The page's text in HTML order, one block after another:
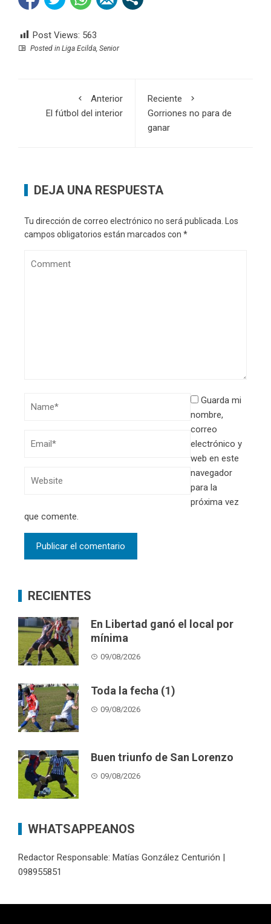
Post Views: 563
Posted in Liga Ecilda Senior
Anterior
El fútbol del interior
Reciente
Gorriones no para de
ganar
DEJA UNA RESPUESTA
Tu dirección de correo electrónico no será publicada.
Los
campos obligatorios están marcados con *
Guarda mi
nombre,
correo
electrónico y
web en este
navegador
para la
próxima vez
que comente.
RECIENTES
En Libertad ganó el local por
mínima
09/08/2026
Toda la fecha (1)
09/08/2026
Buen triunfo de San Lorenzo
09/08/2026
WHATSAPPEANOS
Redactor Responsable: Matías González Centurión |
098955851